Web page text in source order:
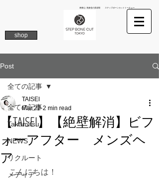
南青山 表参道の美容院 ステップボーンカットトーキョー
shop
Post
全ての記事
Takamitsu
NEWS
リクルート
メディア
全ての記事
【TAISEI】【絶壁解消】ビフ
ォーアフター メンズヘ
ア
TAISEI
Mar 22 2 min read
こんにちは！